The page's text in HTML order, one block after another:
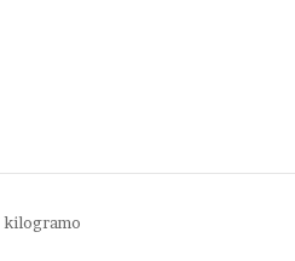
kilogramo